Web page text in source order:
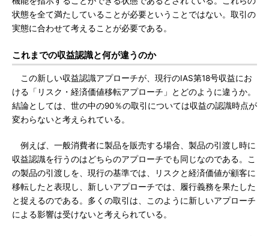
状態を全て満たしていることが必要ということではない。取引の
実態に合わせて考えることが必要である。
これまでの収益認識と何が違うのか
この新しい収益認識アプローチが、現行のIAS第18号収益にお
ける「リスク・経済価値移転アプローチ」とどのように違うか。
結論としては、世の中の90％の取引については収益の認識時点が
変わらないと考えられている。
例えば、一般消費者に製品を販売する場合、製品の引渡し時に
収益認識を行うのはどちらのアプローチでも同じなのである。こ
の製品の引渡しを、現行の基準では、リスクと経済価値が顧客に
移転したと表現し、新しいアプローチでは、履行義務を果たした
と捉えるのである。多くの取引は、このように新しいアプローチ
による影響は受けないと考えられている。